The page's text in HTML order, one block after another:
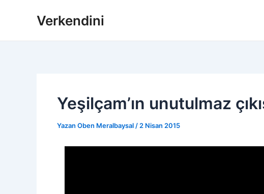
Verkendini
Yeşilçam’ın unutulmaz
Yazan Oben Meralbaysal / 2 Nisan 2015